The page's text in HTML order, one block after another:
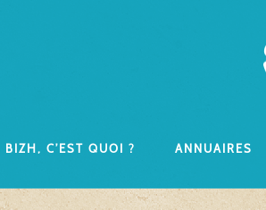
Bizh, c’est quoi ? Annuaires